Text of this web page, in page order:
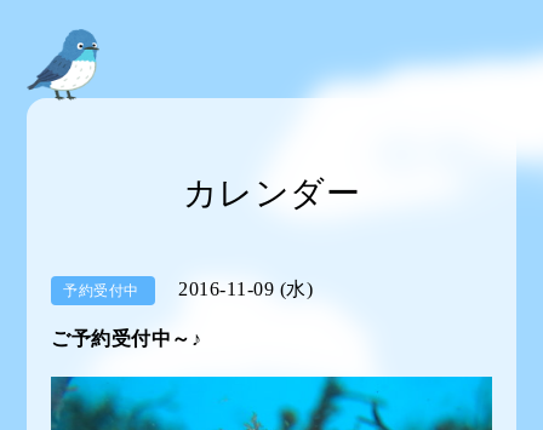
カレンダー
予約受付中 2016-11-09 (水)
ご予約受付中～♪